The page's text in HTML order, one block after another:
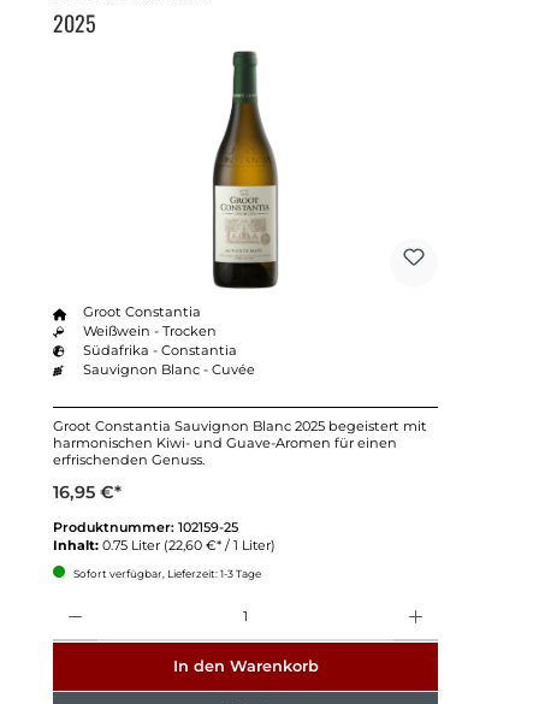
2025
Groot Constantia
Weißwein - Trocken
Südafrika - Constantia
Sauvignon Blanc - Cuvée
Groot Constantia Sauvignon Blanc 2025 begeistert mit
harmonischen Kiwi- und Guave-Aromen für einen
erfrischenden Genuss.
16,95 €*
Produktnummer: 102159-25
Inhalt: 0.75 Liter (22,60 €* / 1 Liter)
Sofort verfügbar, Lieferzeit: 1-3 Tage
In den Warenkorb